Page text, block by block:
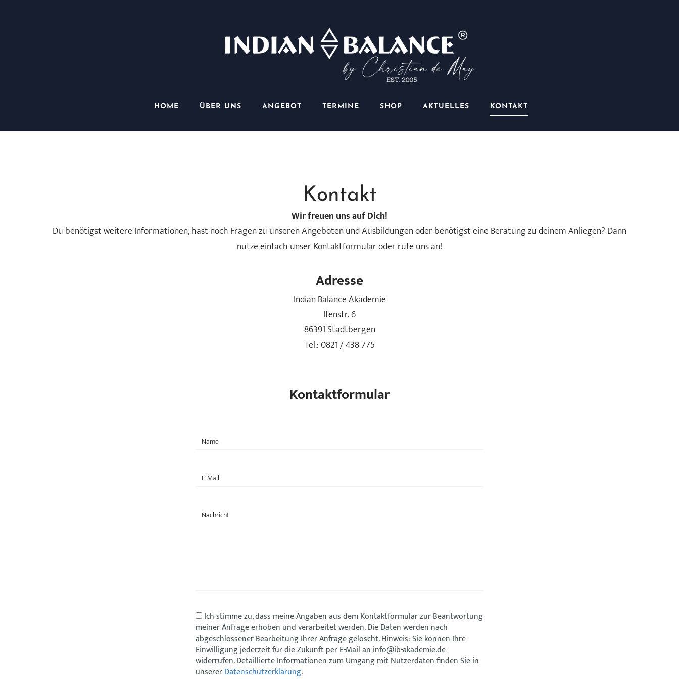
HOME ÜBER UNS ANGEBOT TERMINE SHOP AKTUELLES KONTAKT
Kontakt
Wir freuen uns auf Dich!
Du benötigst weitere Informationen, hast noch Fragen zu unseren Angeboten und Ausbildungen oder benötigst eine Beratung zu deinem Anliegen? Dann
nutze einfach unser Kontaktformular oder rufe uns an!
Adresse
Indian Balance Akademie
Ifenstr. 6
86391 Stadtbergen
Tel.:0821 / 438 775
Kontaktformular
Ich stimme zu, dass meine Angaben aus dem Kontaktformular zur Beantwortung
meiner Anfrage erhoben und verarbeitet werden. Die Daten werden nach
abgeschlossener Bearbeitung Ihrer Anfrage gelöscht. Hinweis: Sie können Ihre
Einwilligung jederzeit für die Zukunft per E-Mail an info@ib-akademie.de
widerrufen. Detaillierte Informationen zum Umgang mit Nutzerdaten finden Sie in
unsererDatenschutzerklärung.